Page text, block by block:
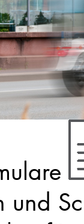
und